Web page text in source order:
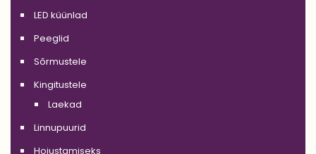
LED küünlad
Peeglid
Sõrmustele
Kingitustele
Laekad
Linnupuurid
Hoiustamiseks